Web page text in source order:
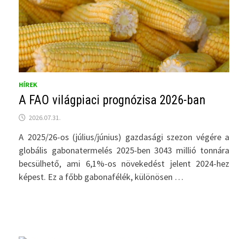
HÍREK
A FAO világpiaci prognózisa 2026-ban
2026.07.31.
A 2025/26-os (július/június) gazdasági szezon végére a
globális gabonatermelés 2025-ben 3043 millió tonnára
becsülhető, ami 6,1%-os növekedést jelent 2024-hez
képest. Ez a főbb gabonafélék, különösen …